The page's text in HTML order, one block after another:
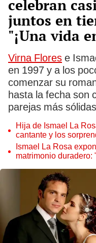
celebran
juntos en
"¡Una vida
Virna Flores e
en 1997 y a los
comenzar su
hasta la fecha son
parejas más
Hija de Ismael La
cantante y los
bailaron en su
Ismael La Rosa
matrimonio duradero: